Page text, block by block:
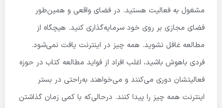
مشغول به فعالیت هستید. در فضای واقعی و همین‌طور
فضای مجازی بر روی خود سرمایه‌گذاری کنید. هیچگاه از
مطالعه غافل نشوید. همه چیز در اینترنت یافت نمی‌شود.
فردی باهوش باشید، اغلب افراد از فواید مطالعه کتاب در حوزه
فعالیتشان دوری می‌کنند و می‌خواهند به‌راحتی در بستر
اینترنت همه چیز را پیدا کنند. درحالی‌که با کمی زمان گذاشتن